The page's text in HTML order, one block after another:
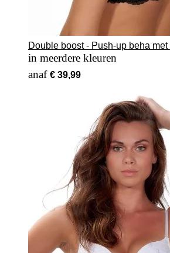
Double boost - Push-up beha met
in meerdere kleuren
Vanaf € 39,99